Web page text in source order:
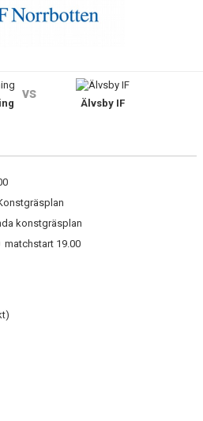
vs
Älvsby IF
konstgräsplan
matchstart 19.00